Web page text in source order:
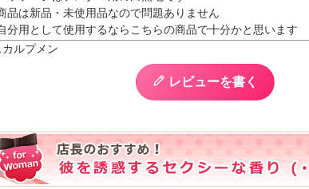
品は新品・未使用品なので問題ありません
分用として使用するならこちらの商品で十分かと思います
カルプメン
レビューを書く